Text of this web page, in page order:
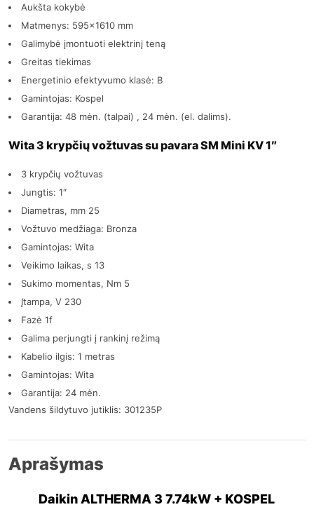
Aukšta kokybė
Matmenys: 595x1610 mm
Galimybė įmontuoti elektrinį teną
Greitas tiekimas
Energetinio efektyvumo klasė: B
Gamintojas: Kospel
Garantija: 48 mėn. (talpai) , 24 mėn. (el. dalims).
Wita 3 krypčių vožtuvas su pavara SM Mini KV 1″
3 krypčių vožtuvas
Jungtis: 1″
Diametras, mm 25
Vožtuvo medžiaga: Bronza
Gamintojas: Wita
Veikimo laikas, s 13
Sukimo momentas, Nm 5
Įtampa, V 230
Fazė 1f
Galima perjungti į rankinį režimą
Kabelio ilgis: 1 metras
Gamintojas: Wita
Garantija: 24 mėn.
Vandens šildytuvo jutiklis: 301235P
Aprašymas
Daikin ALTHERMA 3 7.74kW + KOSPEL